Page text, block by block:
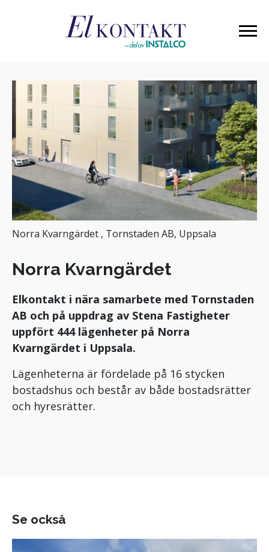
Norra Kvarngärdet , Tornstaden AB, Uppsala
Norra Kvarngärdet
Elkontakt i nära samarbete med Tornstaden
AB och på uppdrag av Stena Fastigheter
uppfört 444 lägenheter på Norra
Kvarngärdet i Uppsala.
Lägenheterna är fördelade på 16 stycken
bostadshus och består av både bostadsrätter
och hyresrätter.
Se också